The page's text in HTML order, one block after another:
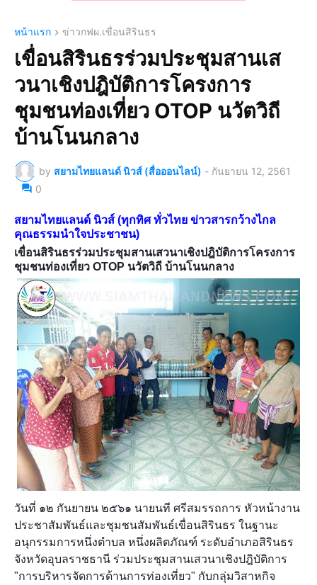
หน้าแรก ข่าวกฟผ.เขื่อนสิรินธร
เขื่อนสิรินธรร่วมประชุมสานเส
วนาเชิงปฎิบัติการโครงการ
ชุมชนท่องเที่ยว OTOP นวัตวิถี
บ้านโนนกลาง
by สยามไทยแลนด์ นิวส์ (สื่อออนไลน์) - กันยายน 12, 2561
0
สยามไทยแลนด์ นิวส์ (ทุกทิศ ทั่วไทย ข่าวสารกว้างไกล
คุณธรรมนำใจประชาชน)
เขื่อนสิรินธรร่วมประชุมสานเสวนาเชิงปฎิบัติการโครงการ
ชุมชนท่องเที่ยว OTOP นวัตวิถี บ้านโนนกลาง
วันที่ ๑๒ กันยายน ๒๕๖๑ นายนที ศรีสมรรถการ หัวหน้างาน
ประชาสัมพันธ์และชุมชนสัมพันธ์เขื่อนสิรินธร ในฐานะ
อนุกรรมการหนึ่งตำบล หนึ่งผลิตภัณฑ์ ระดับอำเภอสิรินธร
จังหวัดอุบลราชธานี ร่วมประชุมสานเสวนาเชิงปฎิบัติการ
"การบริหารจัดการด้านการท่องเที่ยว" กับกลุ่มวิสาหกิจ